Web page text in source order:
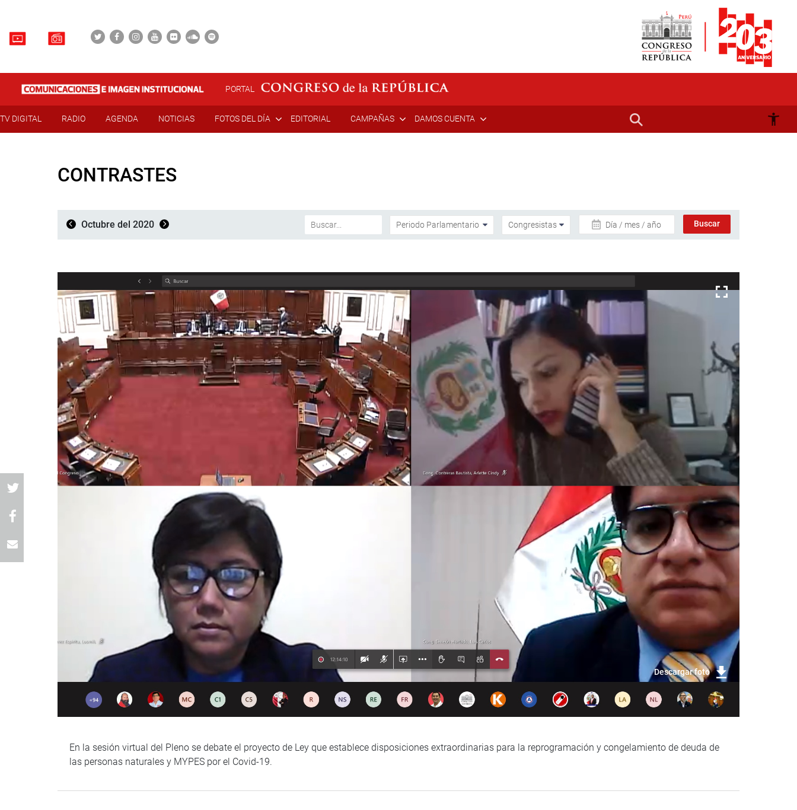
PORTAL
TV DIGITAL RADIO AGENDA NOTICIAS FOTOS DEL DÍA EDITORIAL CAMPAÑAS DAMOS CUENTA
CONTRASTES
Octubre del 2020 Día / mes / año
Descargar foto
En la sesión virtual del Pleno se debate el proyecto de Ley que establece disposiciones extraordinarias para la reprogramación y congelamiento de deuda de
las personas naturales y MYPES por el Covid-19.